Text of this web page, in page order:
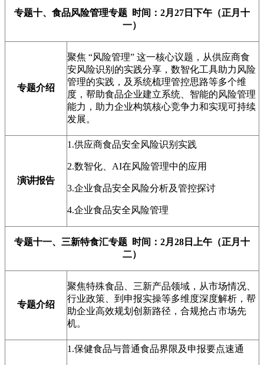
专题十、食品风险管理专题 时间：2月27日下午（正月十
一）
专题介绍
聚焦 “风险管理” 这一核心议题，从供应商食
安风险识别的实践分享，数智化工具助力风险
管理的实践，及系统梳理管控思路等多个维
度，帮助食品企业建立系统、智能的风险管理
能力，助力企业构筑核心竞争力和实现可持续
发展。
演讲报告
1.供应商食品安全风险识别实践
2.数智化、AI在风险管理中的应用
3.企业食品安全风险分析及管控探讨
4.企业食品安全风险管理
专题十一、三新特食汇专题 时间：2月28日上午（正月十
二）
专题介绍
聚焦特殊食品、三新产品领域，从市场情况、
行业政策、到申报实操等多维度深度解析，帮
助企业高效规划创新路径，合规抢占市场先
机。
1.保健食品与普通食品界限及申报要点速通